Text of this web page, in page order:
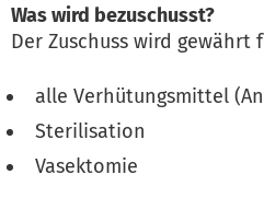
Was wird bezuschusst?
Der Zuschuss wird gewährt
alle Verhütungsmittel
Sterilisation
Vasektomie